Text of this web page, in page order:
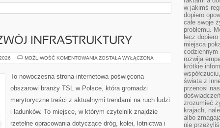
INFRASTRUKTURY
MOŻLIWOŚĆ KOMENTOWANIA INWESTYCJE
INFRASTRUKTURY
ZOSTAŁA WYŁĄCZONA
To nowoczesna strona internetowa poświęcona
obszarowi branży TSL w Polsce, która gromadzi
merytoryczne treści z aktualnymi trendami na ruch ludzi
i ładunków. To miejsce, w którym czytelnik znajdzie
rzetelne opracowania dotyczące dróg, kolei, lotnictwa i
w jakimś
dopiero
całe swoje
problemu.
lecz
miejsca
codziennym
rozwija
krótkie
świata z
przenosi
zrozumieć
krajach,
albo
nie